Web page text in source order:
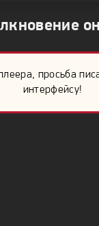
просьба
интерфейсу!